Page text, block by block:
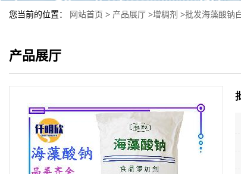
您当前的位置： 网站首页 > 产品展厅 >增稠剂 >批发海藻酸钠
产品展厅